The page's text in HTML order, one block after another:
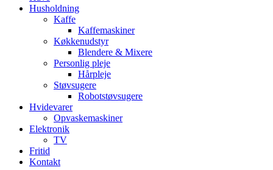
Husholdning
Kaffe
Kaffemaskiner
Køkkenudstyr
Blendere & Mixere
Personlig pleje
Hårpleje
Støvsugere
Robotstøvsugere
Hvidevarer
Opvaskemaskiner
Elektronik
TV
Fritid
Kontakt